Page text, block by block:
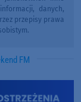
danych,
przepisy prawa
FM